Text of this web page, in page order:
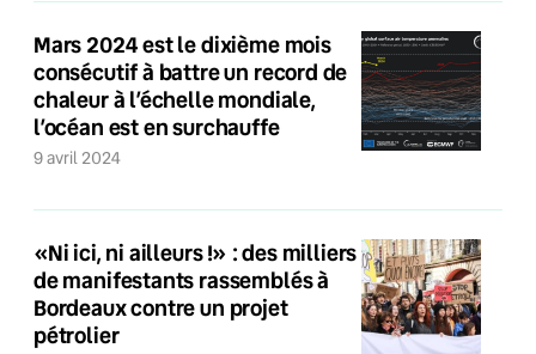
Mars 2024 est le dixième mois
consécutif à battre un record de
chaleur à l’échelle mondiale,
l’océan est en surchauffe
9 avril 2024
«Ni ici, ni ailleurs !» : des milliers
de manifestants rassemblés à
Bordeaux contre un projet
pétrolier